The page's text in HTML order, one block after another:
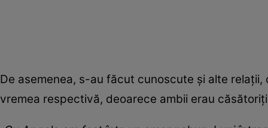
De asemenea, s-au făcut cunoscute și alte
vremea respectivă, deoarece ambii erau